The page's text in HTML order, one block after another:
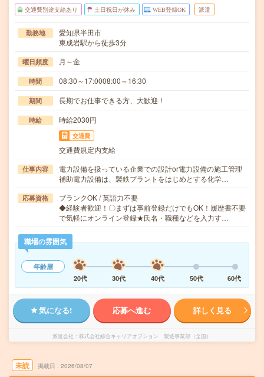
交通費別途支給あり 土日祝日が休み WEB登録OK 派遣
勤務地
愛知県半田市
東成岩駅から徒歩3分
曜日頻度 月～金
時間 08:30～17:0008:00～16:30
期間 長期でお仕事できる方、大歓迎！
時給 時給2030円
交通費
交通費規定内支給
仕事内容
電力設備を扱っている企業での設計or電力設備の施工管理
補助電力設備は、製鉄プラントをはじめとする化学…
応募資格
ブランクOK / 英語力不要
◆経験者歓迎！〇まずは事前登録だけでもOK！履歴書不要
で気軽にオンライン登録★氏名・職種などを入力す…
職場の雰囲気
年齢層
20代
30代 40代 50代 60代
気になる! 応募へ進む 詳しく見る
派遣会社 株式会社綜合キャリアオプション 製造事業部（全国）
未読 掲載日 2026/08/07